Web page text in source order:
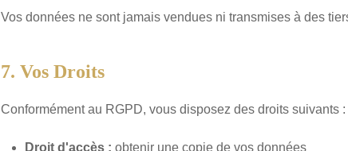
Vos données ne sont jamais vendues ni transmises à des
7. Vos Droits
Conformément au RGPD, vous disposez des droits suivants :
Droit d'accès : obtenir une copie de vos données